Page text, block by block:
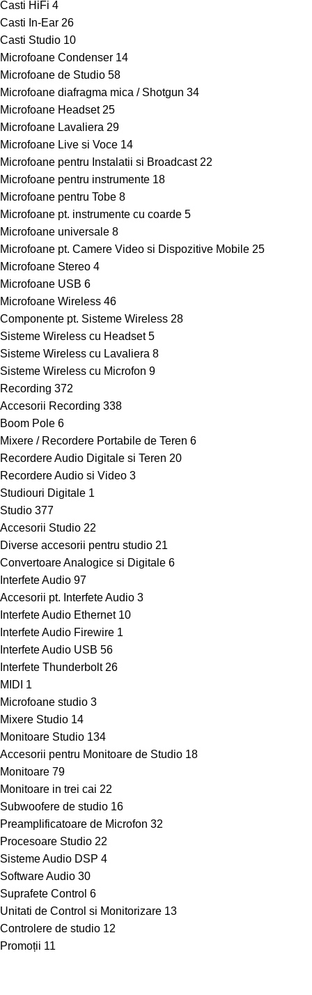
Casti HiFi 4
Casti In-Ear 26
Casti Studio 10
Microfoane Condenser 14
Microfoane de Studio 58
Microfoane diafragma mica / Shotgun 34
Microfoane Headset 25
Microfoane Lavaliera 29
Microfoane Live si Voce 14
Microfoane pentru Instalatii si Broadcast 22
Microfoane pentru instrumente 18
Microfoane pentru Tobe 8
Microfoane pt. instrumente cu coarde 5
Microfoane universale 8
Microfoane pt. Camere Video si Dispozitive Mobile 25
Microfoane Stereo 4
Microfoane USB 6
Microfoane Wireless 46
Componente pt. Sisteme Wireless 28
Sisteme Wireless cu Headset 5
Sisteme Wireless cu Lavaliera 8
Sisteme Wireless cu Microfon 9
Recording 372
Accesorii Recording 338
Boom Pole 6
Mixere / Recordere Portabile de Teren 6
Recordere Audio Digitale si Teren 20
Recordere Audio si Video 3
Studiouri Digitale 1
Studio 377
Accesorii Studio 22
Diverse accesorii pentru studio 21
Convertoare Analogice si Digitale 6
Interfete Audio 97
Accesorii pt. Interfete Audio 3
Interfete Audio Ethernet 10
Interfete Audio Firewire 1
Interfete Audio USB 56
Interfete Thunderbolt 26
MIDI 1
Microfoane studio 3
Mixere Studio 14
Monitoare Studio 134
Accesorii pentru Monitoare de Studio 18
Monitoare 79
Monitoare in trei cai 22
Subwoofere de studio 16
Preamplificatoare de Microfon 32
Procesoare Studio 22
Sisteme Audio DSP 4
Software Audio 30
Suprafete Control 6
Unitati de Control si Monitorizare 13
Controlere de studio 12
Promoții 11